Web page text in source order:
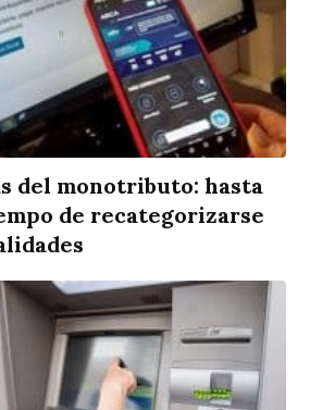
del monotributo: hasta
de recategorizarse